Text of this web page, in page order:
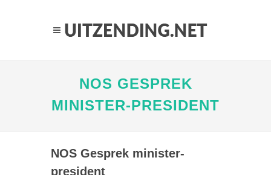
NOS GESPREK
MINISTER-PRESIDENT
NOS Gesprek minister-
president